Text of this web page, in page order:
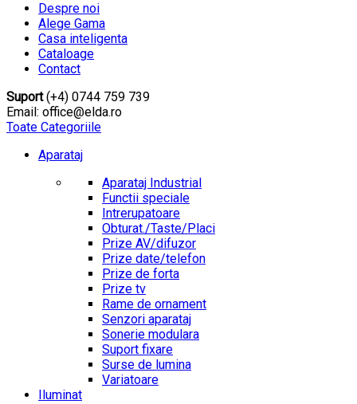
Despre noi
Alege Gama
Casa inteligenta
Cataloage
Contact
Suport(+4) 0744 759 739
Email: office@elda.ro
Toate Categoriile
Aparataj
Aparataj Industrial
Functii speciale
Intrerupatoare
Obturat./Taste/Placi
Prize AV/difuzor
Prize date/telefon
Prize de forta
Prize tv
Rame de ornament
Senzori aparataj
Sonerie modulara
Suport fixare
Surse de lumina
Variatoare
Iluminat